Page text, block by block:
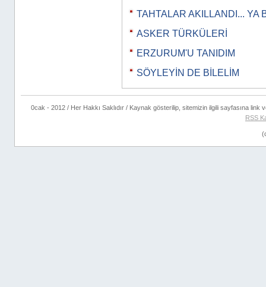
TAHTALAR AKILLANDI... YA
ASKER TÜRKÜLERİ
ERZURUM'U TANIDIM
SÖYLEYİN DE BİLELİM
0cak - 2012 / Her Hakkı Saklıdır / Kaynak gösterilip, sitemizin ilgili sayfasına link
RSS